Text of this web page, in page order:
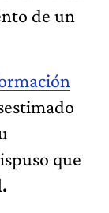
de un
que